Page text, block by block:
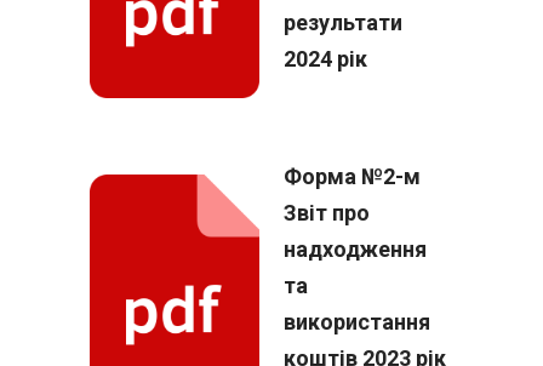
результати
2024 рік
Форма №2-м
Звіт про
надходження
та
використання
коштів 2023 рік